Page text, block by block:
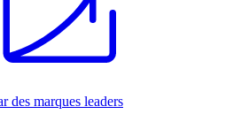
des marques leaders